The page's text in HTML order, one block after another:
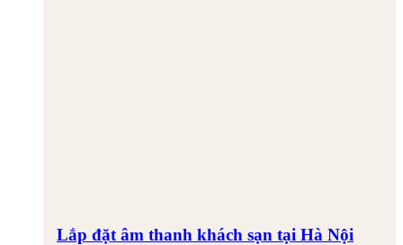
Lắp đặt âm thanh khách sạn tại Hà Nội